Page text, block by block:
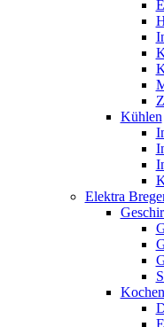
Kühlen
Elektra
Kochen